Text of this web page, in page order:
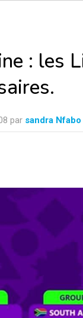
: les
par sandra Nfabo